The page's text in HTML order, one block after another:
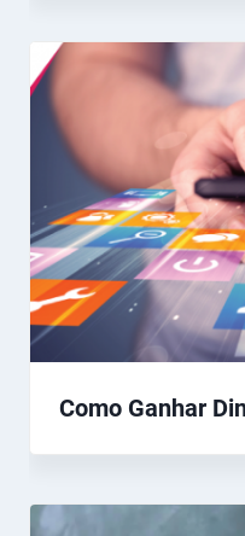
Como Ganhar